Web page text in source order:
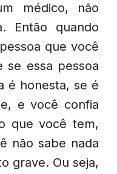
médico, não
Então quando
que você
se essa pessoa
é honesta, se é
e você confia
que você tem,
não sabe nada
grave. Ou seja,